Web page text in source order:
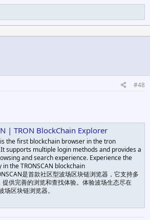
#48
| TRON BlockChain Explorer
is the first blockchain browser in the tron
supports multiple login methods and provides a
and search experience. Experience the
the TRONSCAN blockchain
是首款社区型波场区块链浏览器，它支持多
提供完善的浏览和查找体验。体验波场生态尽在
场区块链浏览器。